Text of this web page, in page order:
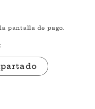
pantalla de pago.